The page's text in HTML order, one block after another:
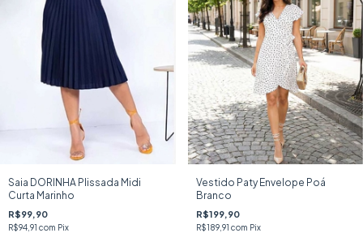
Saia DORINHA Plissada Midi
Curta Marinho
R$99,90
R$94,91 com Pix
Vestido Paty Envelope Poá
Branco
R$199,90
R$189,91 com Pix